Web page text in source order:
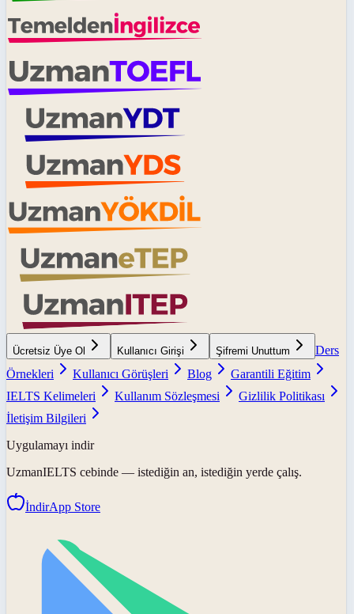
Ücretsiz Üye Ol Kullanıcı Girişi Şifremi Unuttum
Ders
Örnekleri
Kullanıcı Görüşleri Blog
Garantili Eğitim
IELTS Kelimeleri
Kullanım Sözleşmesi
Gizlilik Politikası
İletişim Bilgileri
Uygulamayı indir
UzmanIELTS cebinde — istediğin an, istediğin yerde çalış.
İndirApp Store